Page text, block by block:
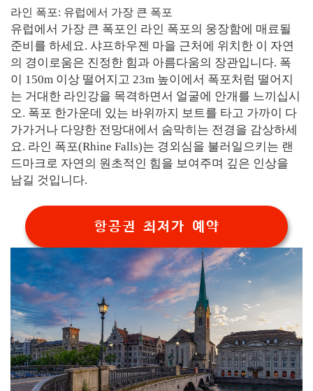
라인 폭포: 유럽에서 가장 큰 폭포
유럽에서 가장 큰 폭포인 라인 폭포의 웅장함에 매료될
준비를 하세요. 샤프하우젠 마을 근처에 위치한 이 자연
의 경이로움은 진정한 힘과 아름다움의 장관입니다. 폭
이 150m 이상 떨어지고 23m 높이에서 폭포처럼 떨어지
는 거대한 라인강을 목격하면서 얼굴에 안개를 느끼십시
오. 폭포 한가운데 있는 바위까지 보트를 타고 가까이 다
가가거나 다양한 전망대에서 숨막히는 전경을 감상하세
요. 라인 폭포(Rhine Falls)는 경외심을 불러일으키는 랜
드마크로 자연의 원초적인 힘을 보여주며 깊은 인상을
남길 것입니다.
항공권 최저가 예약